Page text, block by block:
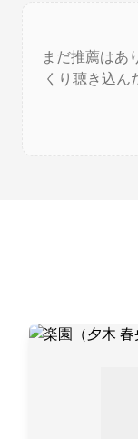
まだ推薦はあ
くり聴き込ん